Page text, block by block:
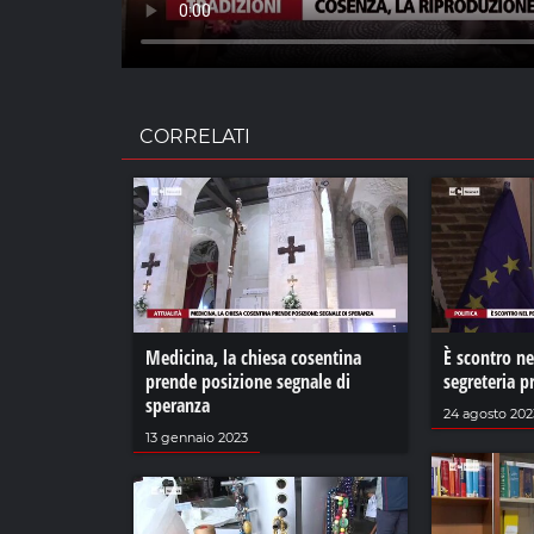
CORRELATI
Medicina, la chiesa cosentina
prende posizione segnale di
speranza
13 gennaio 2023
È scontro
segreteria
24 agosto